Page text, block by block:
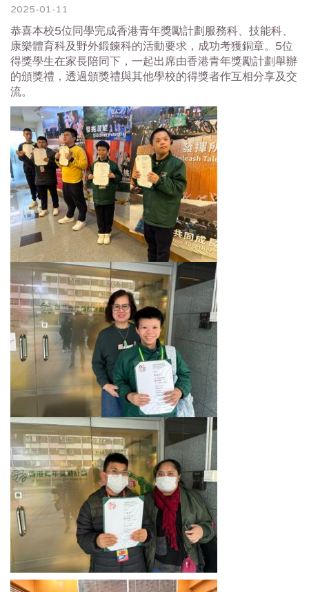
2025-01-11
恭喜本校5位同學完成香港青年獎勵計劃服務科、技能科、
康樂體育科及野外鍛鍊科的活動要求，成功考獲銅章。 5位
得獎學生在家長陪同下， 一起出席由香港青年獎勵計劃舉辦
的頒獎禮， 透過頒獎禮與其他學校的得獎者作互相分享及交
流。